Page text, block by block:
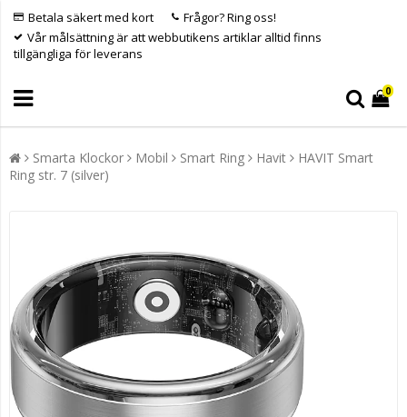
Betala säkert med kort
Frågor? Ring oss!
Vår målsättning är att webbutikens artiklar alltid finns
tillgängliga för leverans
0
Smarta Klockor Mobil Smart Ring Havit
HAVIT Smart
Ring str. 7 (silver)